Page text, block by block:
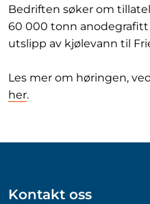
Bedriften søker om
60 000 tonn
utslipp av kjølevann til
Les mer om høringen,
her.
Kontakt oss